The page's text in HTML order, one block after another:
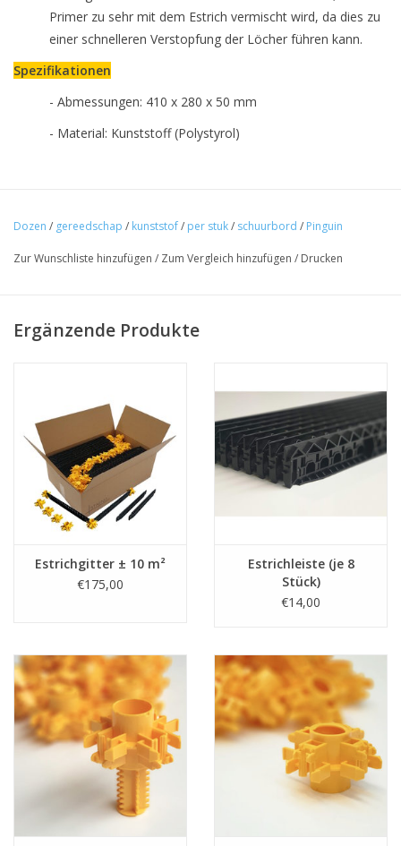
Primer zu sehr mit dem Estrich vermischt wird, da dies zu
einer schnelleren Verstopfung der Löcher führen kann.
Spezifikationen
- Abmessungen: 410 x 280 x 50 mm
- Material: Kunststoff (Polystyrol)
Dozen / gereedschap / kunststof/ per stuk/ schuurbord / Pinguin
Zur Wunschliste hinzufügen / Zum Vergleich hinzufügen / Drucken
Ergänzende Produkte
Estrichgitter ± 10 m²
€175,00
Estrichleiste (je 8
Stück)
€14,00